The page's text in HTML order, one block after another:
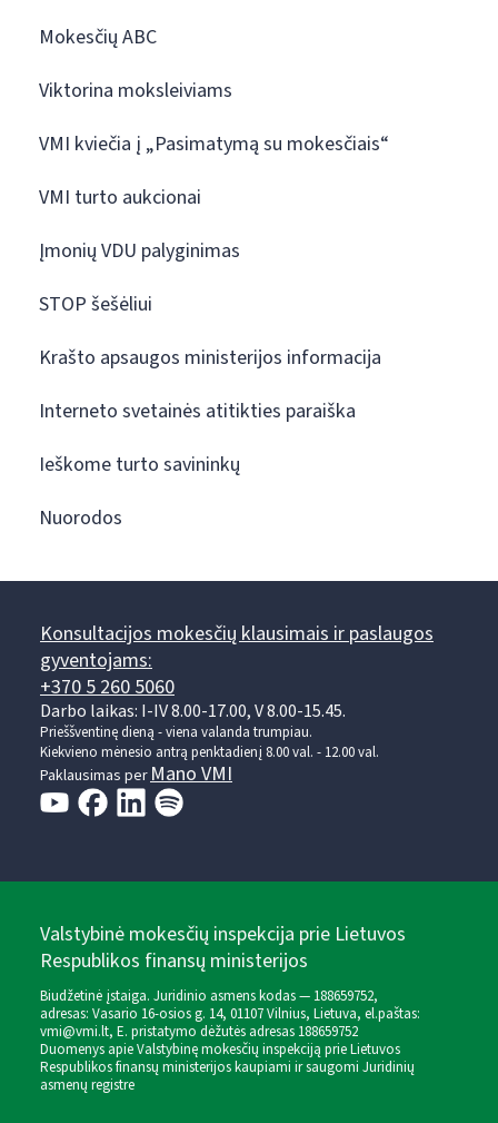
Mokesčių ABC
Viktorina moksleiviams
VMI kviečia į „Pasimatymą su mokesčiais“
VMI turto aukcionai
Įmonių VDU palyginimas
STOP šešėliui
Krašto apsaugos ministerijos informacija
Interneto svetainės atitikties paraiška
Ieškome turto savininkų
Nuorodos
Konsultacijos mokesčių klausimais ir paslaugos
gyventojams:
+370 5 260 5060
Darbo laikas: I-IV 8.00-17.00, V 8.00-15.45.
Prieššventinę dieną - viena valanda trumpiau.
Kiekvieno mėnesio antrą penktadienį 8.00 val. - 12.00 val.
Paklausimas perMano VMI
Valstybinė mokesčių inspekcija prie Lietuvos
Respublikos finansų ministerijos
Biudžetinė įstaiga. Juridinio asmens kodas — 188659752,
adresas: Vasario 16-osios g. 14, 01107 Vilnius, Lietuva, el.paštas:
vmi@vmi.lt, E. pristatymo dėžutės adresas 188659752
Duomenys apie Valstybinę mokesčių inspekciją prie Lietuvos
Respublikos finansų ministerijos kaupiami ir saugomi Juridinių
asmenų registre